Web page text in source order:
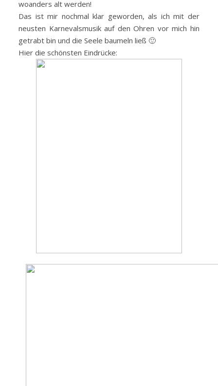
woanders alt werden!
Das ist mir nochmal klar geworden, als ich mit der
neusten Karnevalsmusik auf den Ohren vor mich hin
getrabt bin und die Seele baumeln ließ 🙂
Hier die schönsten Eindrücke: